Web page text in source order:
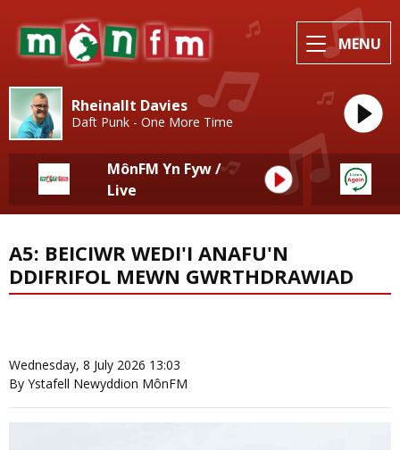
MENU
Rheinallt Davies
Daft Punk - One More Time
MônFM Yn Fyw /
Live
A5: BEICIWR WEDI'I ANAFU'N
DDIFRIFOL MEWN GWRTHDRAWIAD
Wednesday, 8 July 2026 13:03
By Ystafell Newyddion MônFM